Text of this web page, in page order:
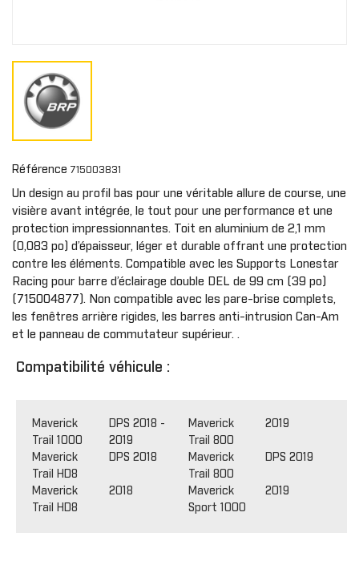
Référence 715003831
Un design au profil bas pour une véritable allure de course, une
visière avant intégrée, le tout pour une performance et une
protection impressionnantes. Toit en aluminium de 2,1 mm
(0,083 po) d’épaisseur, léger et durable offrant une protection
contre les éléments. Compatible avec les Supports Lonestar
Racing pour barre d’éclairage double DEL de 99 cm (39 po)
(715004877). Non compatible avec les pare-brise complets,
les fenêtres arrière rigides, les barres anti-intrusion Can-Am
et le panneau de commutateur supérieur. .
Compatibilité véhicule :
Maverick
Trail 1000
DPS 2018 -
2019
Maverick
Trail HD8
DPS 2018
Maverick
Trail HD8
2018
Maverick
Trail 800
2019
Maverick
Trail 800
DPS 2019
Maverick
Sport 1000
2019